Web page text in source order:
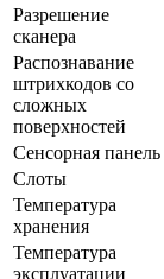
Разрешение
сканера
Распознавание
штрихкодов со
сложных
поверхностей
Сенсорная панель
Слоты
Температура
хранения
Температура
эксплуатации